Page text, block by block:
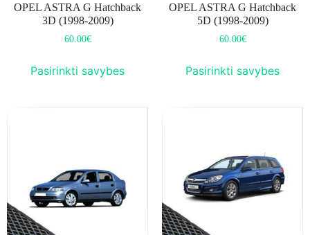
OPEL ASTRA G Hatchback
3D (1998-2009)
60.00€
Pasirinkti savybes
OPEL ASTRA G Hatchback
5D (1998-2009)
60.00€
Pasirinkti savybes